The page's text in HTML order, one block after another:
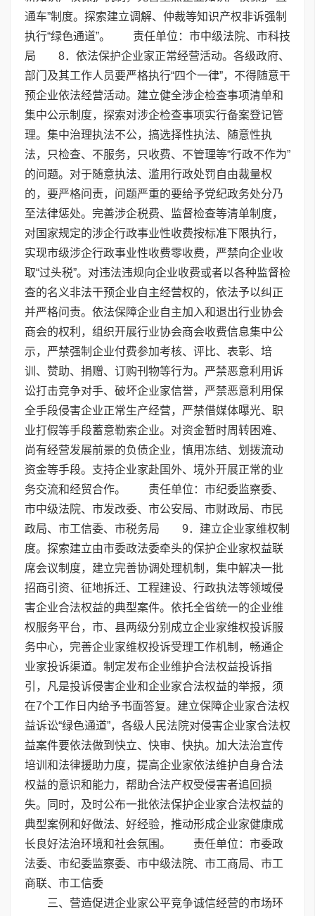
通车”制度。探索建立调解、仲裁等知识产权非诉强制
执行“绿色通道”。 责任单位：市中级法院、市科技
局 8．依法保护企业家正常经营活动。各级政府、
部门及其工作人员要严格执行“四个一律”，不得随意干
预企业依法经营活动。建立健全涉企检查事项清单和
集中公示制度，探索对涉企检查事项实行备案登记管
理。集中治理执法不公，搞选择性执法、随意性执
法，只检查、不服务，只收费、不管理等“行政不作为”
的问题。对于随意执法、滥用行政处罚自由裁量权
的，要严格问责，问题严重的要给予党纪政务处分乃
至法律惩处。完善涉企税费、监督检查等清单制度，
对国家规定的涉企行政事业性收费按标准下限执行，
实现市级涉企行政事业性收费零收费，严禁向企业收
取“过头税”。对违法违规向企业收费或者以各种监督检
查的名义非法干预企业自主经营权的，依法予以纠正
并严格问责。依法保障企业自主加入和退出行业协会
商会的权利，组织开展行业协会商会收费信息集中公
示，严禁强制企业付费参加考核、评比、表彰、培
训、赞助、捐赠、订购刊物等行为。严禁恶意利用诉
讼打击竞争对手、破坏企业家信誉，严禁恶意利用保
全手段侵害企业正常生产经营，严禁借媒体曝光、职
业打假等手段蓄意勒索企业。对资金暂时周转困难、
尚有经营发展前景的负债企业，慎用冻结、划拨流动
资金等手段。支持企业家赴国外、境外开展正常的业
务交流和经贸合作。 责任单位：市纪委监察委、
市中级法院、市发改委、市公安局、市财政局、市民
政局、市工信委、市税务局 9．建立企业家维权制
度。探索建立由市委政法委牵头的保护企业家权益联
席会议制度，建立完善协调处理机制，集中解决一批
招商引资、征地拆迁、工程建设、行政执法等领域侵
害企业合法权益的典型案件。依托全省统一的企业维
权服务平台，市、县两级分别成立企业家维权投诉服
务中心，完善企业家维权投诉受理工作机制，畅通企
业家投诉渠道。制定发布企业维护合法权益投诉指
引，凡是投诉侵害企业和企业家合法权益的举报，须
在7个工作日内给予书面答复。建立保障企业家合法权
益诉讼“绿色通道”，各级人民法院对侵害企业家合法权
益案件要依法做到快立、快审、快执。加大法治宣传
培训和法律援助力度，提高企业家依法维护自身合法
权益的意识和能力，帮助合法产权受侵害者追回损
失。同时，及时公布一批依法保护企业家合法权益的
典型案例和好做法、好经验，推动形成企业家健康成
长良好法治环境和社会氛围。 责任单位：市委政
法委、市纪委监察委、市中级法院、市工商局、市工
商联、市工信委
三、营造促进企业家公平竞争诚信经营的市场环